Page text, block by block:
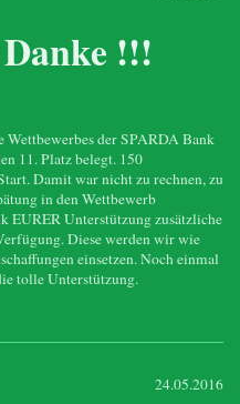
!!!
der SPARDA Bank
11. Platz belegt. 150
Damit war nicht zu rechnen, zu
in den Wettbewerb
EURER Unterstützung zusätzliche
Diese werden wir wie
einsetzen. Noch einmal
tolle Unterstützung.
24.05.2016